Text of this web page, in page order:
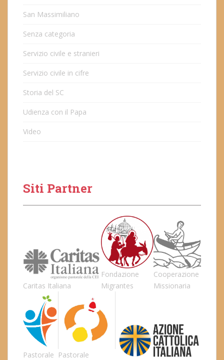
San Massimiliano
Senza categoria
Servizio civile e stranieri
Servizio civile in cifre
Storia del SC
Udienza con il Papa
Video
Siti Partner
Caritas Italiana
Fondazione
Migrantes
Cooperazione
Missionaria
Pastorale Pastorale